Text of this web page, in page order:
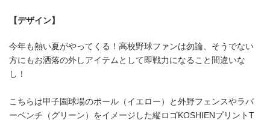
【デザイン】
今年も熱い夏がやってくる！高校野球ファンは勿論、そうでない
方にもお洒落の外しアイテムとして即戦力になること間違いな
し！
こちらは甲子園球場のポール（イエロー）と外野フェンスやラバ
ーベンチ（グリーン）をイメージした縦ロゴKOSHIENプリントT